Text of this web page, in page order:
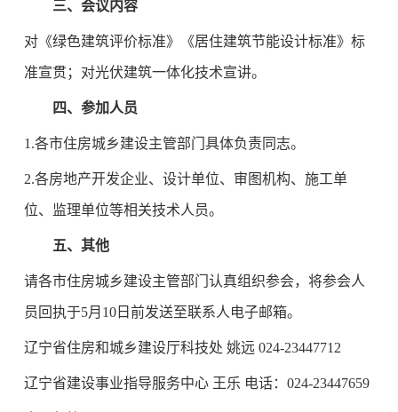
三、会议内容
对《绿色建筑评价标准》《居住建筑节能设计标准》标
准宣贯；对光伏建筑一体化技术宣讲。
四、参加人员
1.各市住房城乡建设主管部门具体负责同志。
2.各房地产开发企业、设计单位、审图机构、施工单
位、监理单位等相关技术人员。
五、其他
请各市住房城乡建设主管部门认真组织参会，将参会人
员回执于5月10日前发送至联系人电子邮箱。
辽宁省住房和城乡建设厅科技处 姚远 024-23447712
辽宁省建设事业指导服务中心 王乐 电话：024-23447659